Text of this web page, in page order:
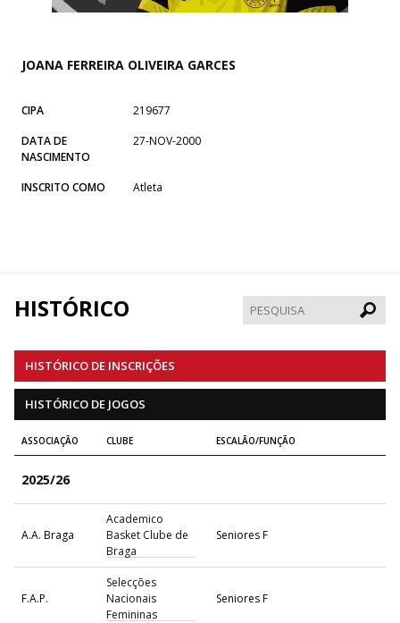
JOANA FERREIRA OLIVEIRA GARCES
CIPA
219677
DATA DE
NASCIMENTO
27-NOV-2000
INSCRITO COMO Atleta
HISTÓRICO
HISTÓRICO DE INSCRIÇÕES
HISTÓRICO DE JOGOS
ASSOCIAÇÃO CLUBE ESCALÃO/FUNÇÃO
2025/26
A.A. Braga
Academico
Basket Clube de
Braga
Seniores F
F.A.P.
Selecções
Nacionais
Femininas
Seniores F